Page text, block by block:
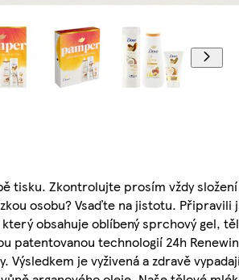
tisku. Zkontrolujte prosím vždy
osobu? Vsaďte na jistotu.
obsahuje oblíbený sprchový gel,
patentovanou technologií 24h
Výsledkem je vyživená a zdravě